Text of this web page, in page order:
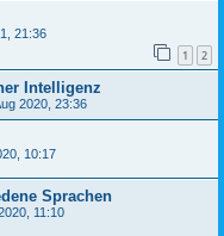
21:36
1 2
Intelligenz
2020, 23:36
10:17
Sprachen
11:10